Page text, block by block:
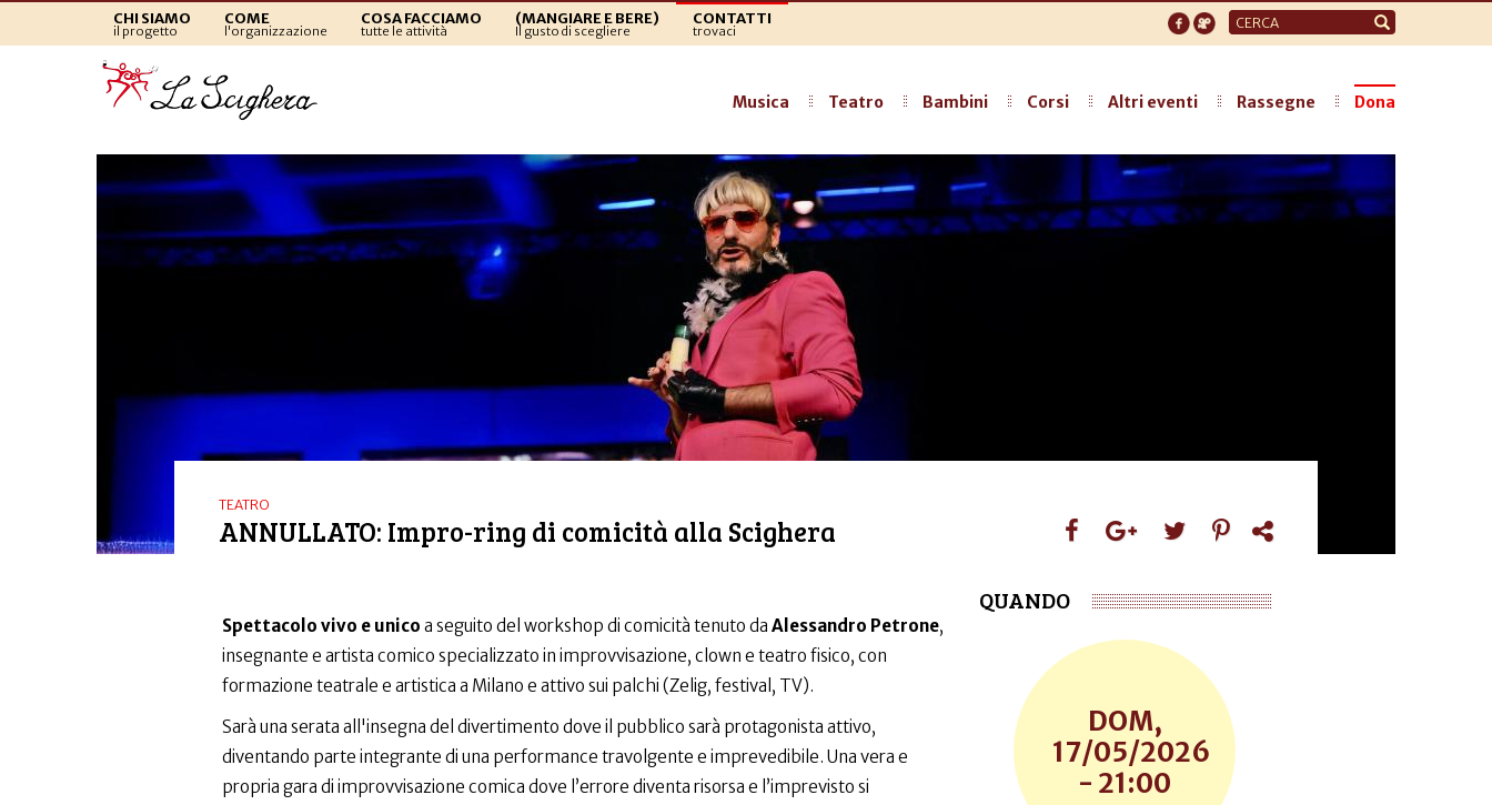
CHI SIAMO
il progetto
COME
l'organizzazione
COSA FACCIAMO
tutte le attività
(MANGIARE E BERE)
Il gusto di scegliere
CONTATTI
trovaci
Form
di
Musica Teatro Bambini Corsi Altri eventi Rassegne Dona
TEATRO
ANNULLATO: Impro-ring di comicità alla Scighera
Spettacolo vivo e unico a seguito del workshop di comicità tenuto da Alessandro Petrone,
insegnante e artista comico specializzato in improvvisazione, clown e teatro fisico, con
formazione teatrale e artistica a Milano e attivo sui palchi (Zelig, festival, TV).
Sarà una serata all'insegna del divertimento dove il pubblico sarà protagonista attivo,
diventando parte integrante di una performance travolgente e imprevedibile. Una vera e
propria gara di improvvisazione comica dove l’errore diventa risorsa e l’imprevisto si
QUANDO
DOM,
17/05/2026
- 21:00